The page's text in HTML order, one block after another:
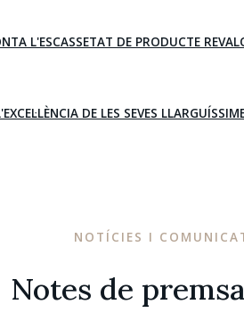
L'ESCASSETAT DE PRODUCTE
DE LES SEVES
NOTÍCIES I
Notes de